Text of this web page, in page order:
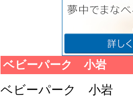
ベビーパーク 小岩
ベビーパーク 小岩